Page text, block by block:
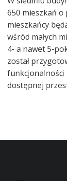
650 mieszkań o
mieszkańcy
wśród małych
4- a nawet 5-
został
dostępnej